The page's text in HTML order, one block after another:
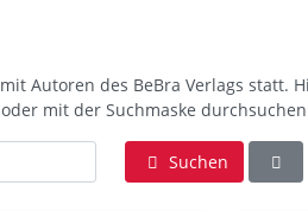
Autoren des BeBra Verlags statt.
mit der Suchmaske
Suchen